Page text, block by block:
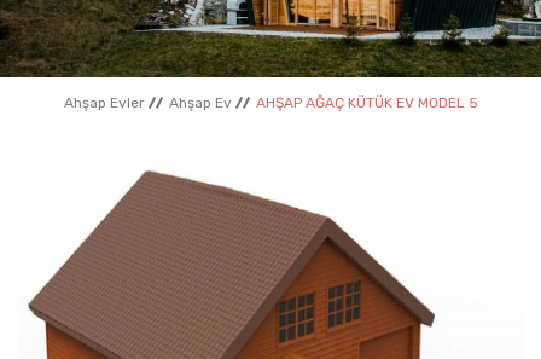
AHŞAP EVLER
KENT MOBILYALARI
SPOR ALANLARI
REFERANSLAR
İLETIŞIM
Ahşap Evler Ahşap Ev AHŞAP AĞAÇ KÜTÜK EV MODEL 5